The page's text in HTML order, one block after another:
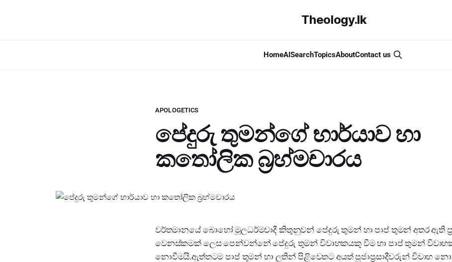
Theology.lk
HomeAISearchTopicsAboutContact us
APOLOGETICS
පේදුරු තුමන්ගේ භාර්යාව හා
කතෝලික බ්‍රහ්මචාරය
වර්තමානයේ බොහෝ මූලධර්මවාදී කිතුනුවන් පේදුරු තුමන් හා පාප් තුමන් අතර ඇති
වෙනස්කමක් ලෙස පෙන්වන්නේ පේදුරු තුමන් විවාහකයකු වීම හා පාප් තුමන්
නොවීමයි.ඇත්තටම පාප් තුමන් හා ලතින් පිළිවෙතට අයත් පූජාප්‍රසාදීවරුන් විවාහ